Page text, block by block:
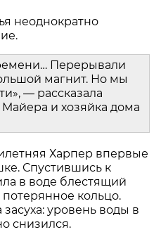
неоднократно
Перерывали
магнит. Но мы
— рассказала
и хозяйка дома
Харпер впервые
Спустившись к
в воде блестящий
кольцо.
уровень воды в
снизился.